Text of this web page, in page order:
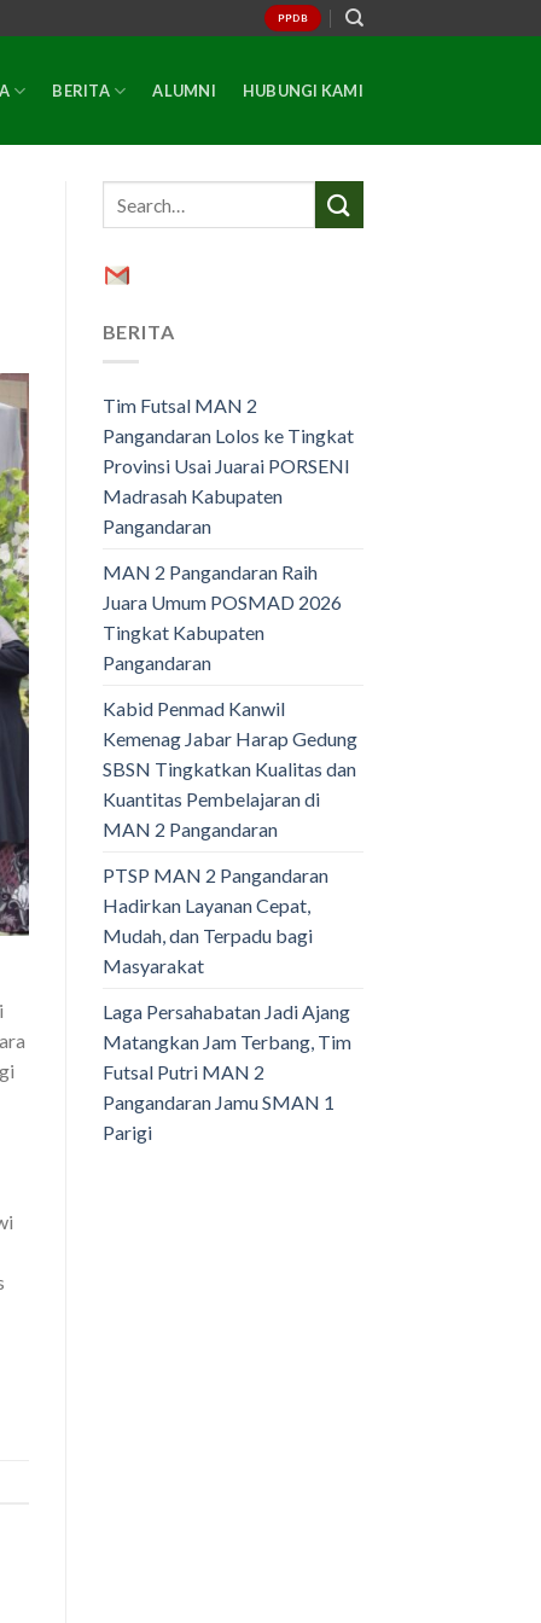
PPDB
BERITA ALUMNI HUBUNGI KAMI
BERITA
Tim Futsal MAN 2
Pangandaran Lolos ke Tingkat
Provinsi Usai Juarai PORSENI
Madrasah Kabupaten
Pangandaran
MAN 2 Pangandaran Raih
Juara Umum POSMAD 2026
Tingkat Kabupaten
Pangandaran
Kabid Penmad Kanwil
Kemenag Jabar Harap Gedung
SBSN Tingkatkan Kualitas dan
Kuantitas Pembelajaran di
MAN 2 Pangandaran
PTSP MAN 2 Pangandaran
Hadirkan Layanan Cepat,
Mudah, dan Terpadu bagi
Masyarakat
Laga Persahabatan Jadi Ajang
Matangkan Jam Terbang, Tim
Futsal Putri MAN 2
Pangandaran Jamu SMAN 1
Parigi